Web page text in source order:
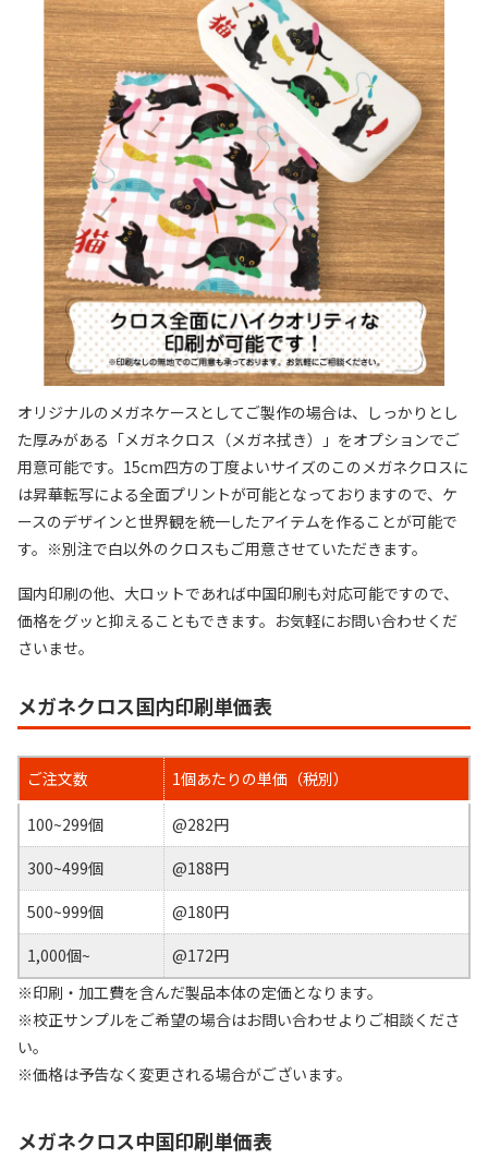
オリジナルのメガネケースとしてご製作の場合は、しっかりとし
た厚みがある「メガネクロス（メガネ拭き）」をオプションでご
用意可能です。15cm四方の丁度よいサイズのこのメガネクロスに
は昇華転写による全面プリントが可能となっておりますので、ケ
ースのデザインと世界観を統一したアイテムを作ることが可能で
す。※別注で白以外のクロスもご用意させていただきます。
国内印刷の他、大ロットであれば中国印刷も対応可能ですので、
価格をグッと抑えることもできます。お気軽にお問い合わせくだ
さいませ。
メガネクロス国内印刷単価表
ご注文数 1個あたりの単価（税別）
100~299個
@282円
300~499個
@188円
500~999個
@180円
1,000個~
@172円
※印刷・加工費を含んだ製品本体の定価となります。
※校正サンプルをご希望の場合はお問い合わせよりご相談くださ
い。
※価格は予告なく変更される場合がございます。
メガネクロス中国印刷単価表